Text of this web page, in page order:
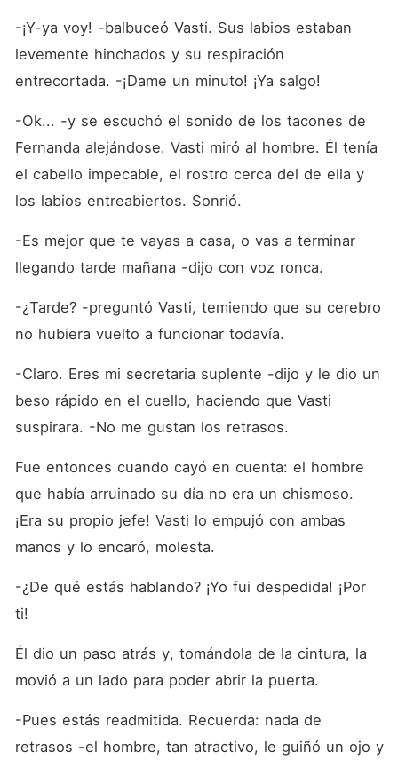
-¡Y-ya voy! -balbuceó Vasti. Sus labios estaban
levemente hinchados y su respiración
entrecortada. -¡Dame un minuto! ¡Ya salgo!
-Ok... -y se escuchó el sonido de los tacones de
Fernanda alejándose. Vasti miró al hombre. Él tenía
el cabello impecable, el rostro cerca del de ella y
los labios entreabiertos. Sonrió.
-Es mejor que te vayas a casa, o vas a terminar
llegando tarde mañana -dijo con voz ronca.
-¿Tarde? -preguntó Vasti, temiendo que su cerebro
no hubiera vuelto a funcionar todavía.
-Claro. Eres mi secretaria suplente -dijo y le dio un
beso rápido en el cuello, haciendo que Vasti
suspirara. -No me gustan los retrasos.
Fue entonces cuando cayó en cuenta: el hombre
que había arruinado su día no era un chismoso.
¡Era su propio jefe! Vasti lo empujó con ambas
manos y lo encaró, molesta.
-¿De qué estás hablando? ¡Yo fui despedida! ¡Por
ti!
Él dio un paso atrás y, tomándola de la cintura, la
movió a un lado para poder abrir la puerta.
-Pues estás readmitida. Recuerda: nada de
retrasos -el hombre, tan atractivo, le guiñó un ojo y